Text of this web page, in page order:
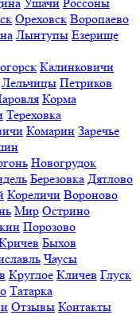
Ореховск Воропаево
Лынтупы Езерище
Калинковичи
Лельчицы Петриков
Корма
Тереховка
Комарин Заречье
Новогрудок
Березовка Дятлово
Кореличи Вороново
Мир Острино
Порозово
Быхов
Чаусы
Круглое Кличев Глуск
Татарка
Отзывы Контакты